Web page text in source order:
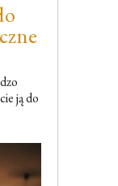
ją do